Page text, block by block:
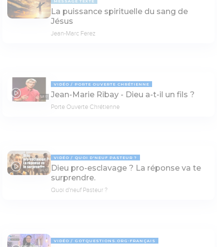
La puissance spirituelle du sang de
Jésus
Jean-Marc Ferez
53:17
VIDÉO PORTE OUVERTE CHRÉTIENNE
Jean-Marie Ribay - Dieu a-t-il un fils ?
Porte Ouverte Chrétienne
30:13
VIDÉO QUOI D'NEUF PASTEUR ?
Dieu pro-esclavage ? La réponse va te
surprendre.
Quoi d'neuf Pasteur ?
VIDÉO GOTQUESTIONS.ORG-FRANÇAIS